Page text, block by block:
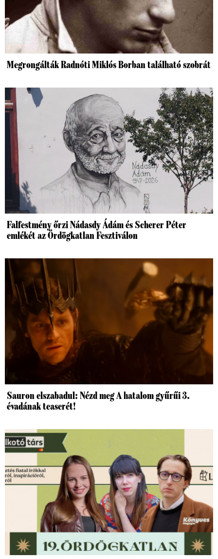
Megrongálták Radnóti Miklós Borban található szobrát
Falfestmény őrzi Nádasdy Ádám és Scherer Péter
emlékét az Ördögkatlan Fesztiválon
Sauron elszabadul: Nézd meg A hatalom gyűrűi 3.
évadának teaserét!